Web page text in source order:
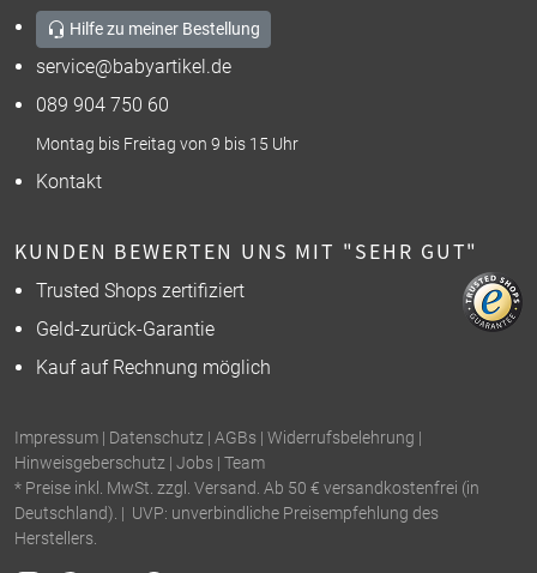
Hilfe zu meiner Bestellung
service@babyartikel.de
089 904 750 60
Montag bis Freitag von 9 bis 15 Uhr
Kontakt
KUNDEN BEWERTEN UNS MIT "SEHR GUT"
Trusted Shops zertifiziert
Geld-zurück-Garantie
Kauf auf Rechnung möglich
Impressum | Datenschutz | AGBs | Widerrufsbelehrung |
Hinweisgeberschutz | Jobs | Team
* Preise inkl. MwSt. zzgl. Versand. Ab 50 € versandkostenfrei (in
Deutschland). | UVP: unverbindliche Preisempfehlung des
Herstellers.